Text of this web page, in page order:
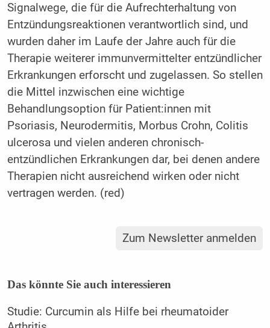
Signalwege, die für die Aufrechterhaltung von
Entzündungsreaktionen verantwortlich sind, und
wurden daher im Laufe der Jahre auch für die
Therapie weiterer immunvermittelter entzündlicher
Erkrankungen erforscht und zugelassen. So stellen
die Mittel inzwischen eine wichtige
Behandlungsoption für Patient:innen mit
Psoriasis, Neurodermitis, Morbus Crohn, Colitis
ulcerosa und vielen anderen chronisch-
entzündlichen Erkrankungen dar, bei denen andere
Therapien nicht ausreichend wirken oder nicht
vertragen werden. (red)
Zum Newsletter anmelden
Das könnte Sie auch interessieren
Studie: Curcumin als Hilfe bei rheumatoider